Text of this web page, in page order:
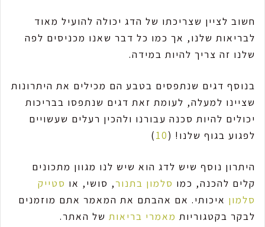
חשוב לציין שצריכתו של הדג יכולה להועיל מאוד
לבריאות שלנו, אך כמו כל דבר שאנו מכניסים לפה
שלנו זה צריך להיות במידה.
בנוסף דגים שנתפסים בטבע הם מכילים את היתרונות
שציינו למעלה, לעומת זאת דגים שנתפסו בבריכות
יכולים להיות סכנה עבורנו ולהכין רעלים שעשויים
לפגוע בגוף שלנו! (10
)
היתרון נוסף שיש לדג הוא שיש לנו מגוון מתכונים
קלים להכנה, כמו סלמון בתנור, סושי, או סטייק
סלמון איכותי. אם אהבתם את המאמר אתם מוזמנים
לבקר בקטגוריות מאמרי בריאות של האתר.